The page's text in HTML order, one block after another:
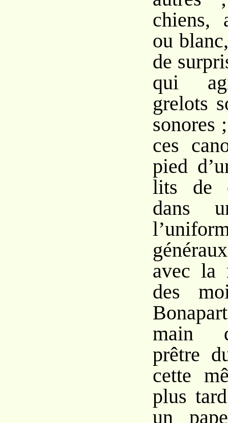
chiens,
ou
de
qui
grelots
sonores
ces
pied
lits de
dans
avec la
des
main
prêtre
cette
plus
un